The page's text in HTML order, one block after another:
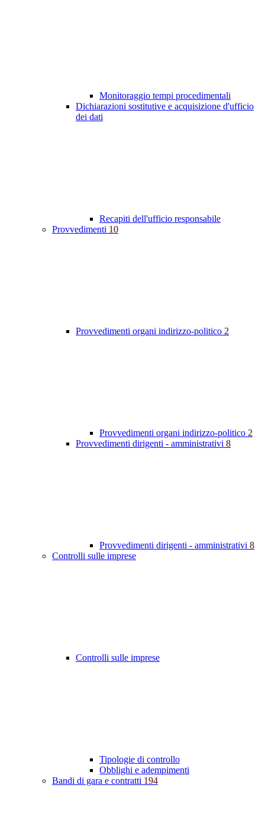
Monitoraggio tempi procedimentali
Dichiarazioni sostitutive e acquisizione d'ufficio
dei dati
Recapiti dell'ufficio responsabile
Provvedimenti 10
Provvedimenti organi indirizzo-politico 2
Provvedimenti organi indirizzo-politico 2
Provvedimenti dirigenti - amministrativi 8
Provvedimenti dirigenti - amministrativi 8
Controlli sulle imprese
Controlli sulle imprese
Tipologie di controllo
Obblighi e adempimenti
Bandi di gara e contratti 194